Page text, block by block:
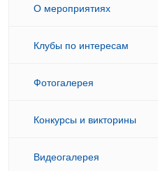
О мероприятиях
Клубы по интересам
Фотогалерея
Конкурсы и викторины
Видеогалерея